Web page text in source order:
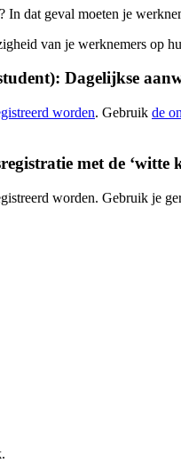
dat geval moeten je
van je werknemers op
Dagelijkse
worden. Gebruik de
met de ‘witte
worden. Gebruik je